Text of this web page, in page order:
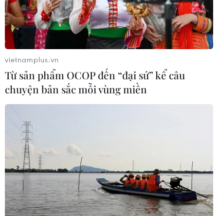
vietnamplus.vn
Từ sản phẩm OCOP đến “đại sứ” kể câu
chuyện bản sắc mỗi vùng miền